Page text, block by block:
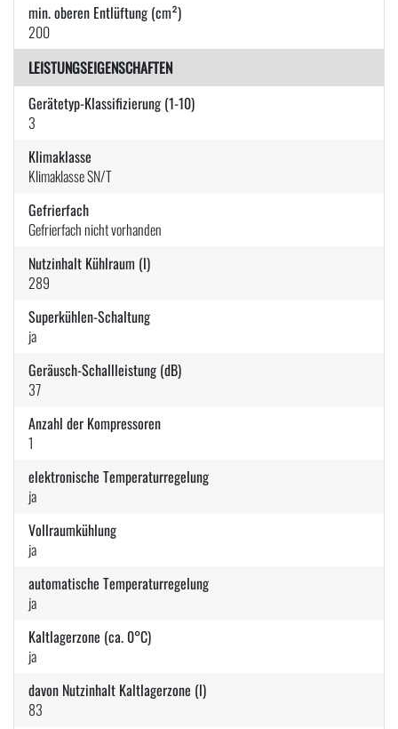
min. oberen Entlüftung (cm²)
200
LEISTUNGSEIGENSCHAFTEN
Gerätetyp-Klassifizierung (1-10)
3
Klimaklasse
Klimaklasse SN/T
Gefrierfach
Gefrierfach nicht vorhanden
Nutzinhalt Kühlraum (l)
289
Superkühlen-Schaltung
ja
Geräusch-Schallleistung (dB)
37
Anzahl der Kompressoren
1
elektronische Temperaturregelung
ja
Vollraumkühlung
ja
automatische Temperaturregelung
ja
Kaltlagerzone (ca. 0°C)
ja
davon Nutzinhalt Kaltlagerzone (l)
83